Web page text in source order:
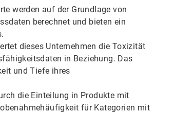
werden auf der Grundlage von
berechnet und bieten ein
dieses Unternehmen die Toxizität
in Beziehung. Das
und Tiefe ihres
die Einteilung in Produkte mit
für Kategorien mit